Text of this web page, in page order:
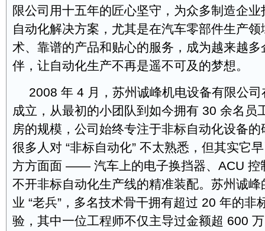
限公司用十五年的匠心坚守，为众多制造企
自动化解决方案，尤其是在汽车零部件生产
术、靠谱的产品和贴心的服务，成为越来越
伴，让自动化生产不再是遥不可及的梦想。
2008 年 4 月，苏州诚峰机电设备有限公
成立，从最初的小团队到如今拥有 30 余名员
房的规模，公司始终专注于非标自动化设备
很多人对 “非标自动化” 不太熟悉，但其实它
方方面面 —— 汽车上的电子换挡器、ACU 控
不开非标自动化生产线的精准装配。苏州诚
业 “老兵”，多名技术骨干拥有超过 20 年的非
验，其中一位工程师不仅主导过金额超 600